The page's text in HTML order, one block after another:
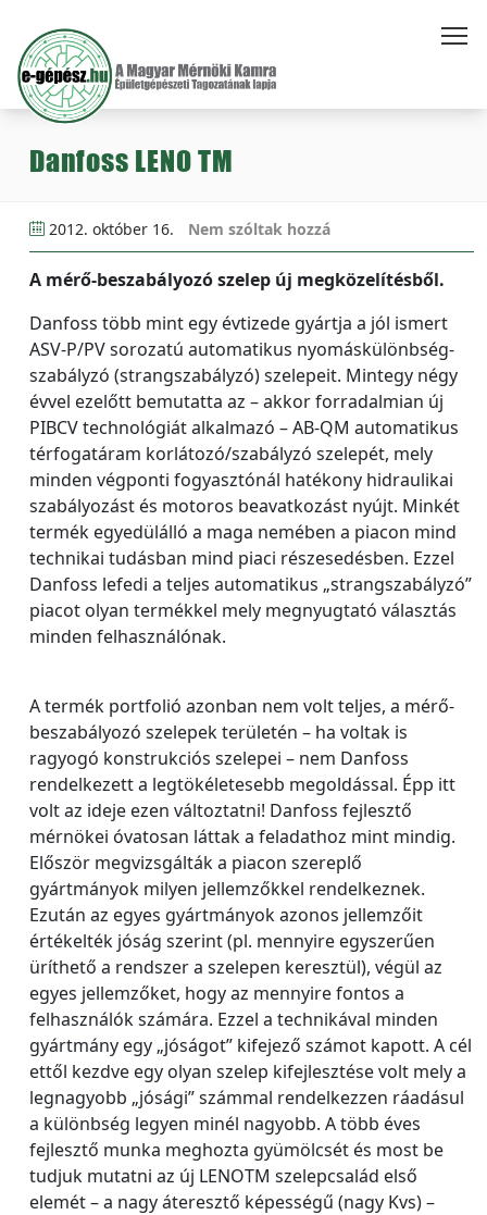
Danfoss LENO TM
2012. október 16. Nem szóltak hozzá
A mérő-beszabályozó szelep új megközelítésből.
Danfoss több mint egy évtizede gyártja a jól ismert
ASV-P/PV sorozatú automatikus nyomáskülönbség-
szabályzó (strangszabályzó) szelepeit. Mintegy négy
évvel ezelőtt bemutatta az – akkor forradalmian új
PIBCV technológiát alkalmazó – AB-QM automatikus
térfogatáram korlátozó/szabályzó szelepét, mely
minden végponti fogyasztónál hatékony hidraulikai
szabályozást és motoros beavatkozást nyújt. Minkét
termék egyedülálló a maga nemében a piacon mind
technikai tudásban mind piaci részesedésben. Ezzel
Danfoss lefedi a teljes automatikus „strangszabályzó”
piacot olyan termékkel mely megnyugtató választás
minden felhasználónak.
A termék portfolió azonban nem volt teljes, a mérő-
beszabályozó szelepek területén – ha voltak is
ragyogó konstrukciós szelepei – nem Danfoss
rendelkezett a legtökéletesebb megoldással. Épp itt
volt az ideje ezen változtatni! Danfoss fejlesztő
mérnökei óvatosan láttak a feladathoz mint mindig.
Először megvizsgálták a piacon szereplő
gyártmányok milyen jellemzőkkel rendelkeznek.
Ezután az egyes gyártmányok azonos jellemzőit
értékelték jóság szerint (pl. mennyire egyszerűen
üríthető a rendszer a szelepen keresztül), végül az
egyes jellemzőket, hogy az mennyire fontos a
felhasználók számára. Ezzel a technikával minden
gyártmány egy „jóságot” kifejező számot kapott. A cél
ettől kezdve egy olyan szelep kifejlesztése volt mely a
legnagyobb „jósági” számmal rendelkezzen ráadásul
a különbség legyen minél nagyobb. A több éves
fejlesztő munka meghozta gyümölcsét és most be
tudjuk mutatni az új LENOTM szelepcsalád első
elemét – a nagy áteresztő képességű (nagy Kvs) –